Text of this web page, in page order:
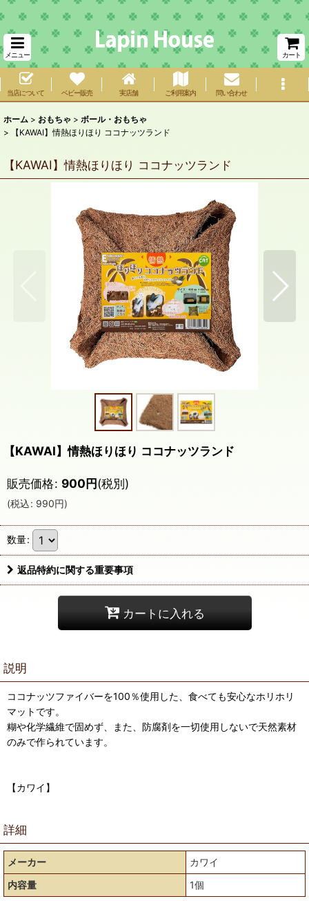
メニュー カート
当店について ベビー販売 実店舗 ご利用案内 問い合わせ
ホーム > おもちゃ > ボール・おもちゃ
>
【KAWAI】情熱ほりほり ココナッツランド
【KAWAI】情熱ほりほり ココナッツランド
【KAWAI】情熱ほりほり ココナッツランド
販売価格: 900円(税別)
(税込: 990円)
数量:
返品特約に関する重要事項
カートに入れる
説明
ココナッツファイバーを100％使用した、食べても安心なホリホリ
マットです。
糊や化学繊維で固めず、また、防腐剤を一切使用しないで天然素材
のみで作られています。
【カワイ】
詳細
メーカー
カワイ
内容量
1個